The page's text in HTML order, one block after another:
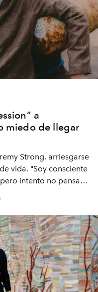
a
miedo de llegar
Strong, arriesgarse
vida. "Soy consciente
intento no pensar
Creo que es una